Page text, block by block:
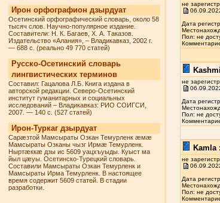
Ирон орфографион дзырдуат
Осетинский орфографический словарь, около 58
тысяч слов. Научно-популярное издание.
Составители: Н. К. Багаев, Х. А. Таказов.
Издательство «Алания», – Владикавказ, 2002 г.
— 688 с. (реально 49 770 статей)
Русско-Осетинский словарь
лингвистических терминов
Составил: Гацалова Л.Б. Книга издана в
авторской редакции. Северо-Осетинский
институт гуманитарных и социальных
исследований – Владикавказ: РИО СОИГСИ,
2007. — 140 с. (527 статей)
Ирон-Туркаг дзырдуат
Сарæзтой Мамсыраты Озкан Темурленк æмæ
Мамсыраты Озканы чызг Ирмæ Темурленк.
Ныртæккæ дзы ис 5609 уацхъуыды. Куыст ма
йыл цæуы. Осетинско-Турецкий словарь.
Составили Мамсыраты Озкан Темурленк и
Мамсыраты Ирма Темурленк. В настоящее
время содержит 5609 статей. В стадии
разработки.
не
Дата
Пол: не
не
Дата
Пол: не
Kamla :
не
Дата
Пол: не